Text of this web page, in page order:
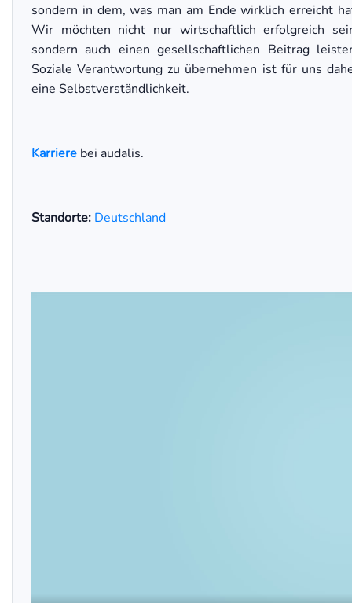
sondern in dem, was man am Ende wirklich erreicht
Wir möchten nicht nur wirtschaftlich erfolgreich
sondern auch einen gesellschaftlichen Beitrag
Soziale Verantwortung zu übernehmen ist für uns
eine Selbstverständlichkeit.
Karriere bei audalis.
Standorte: Deutschland